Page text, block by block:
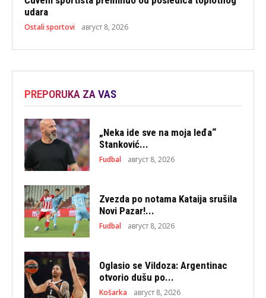
udara
Ostali sportovi август 8, 2026
PREPORUKA ZA VAS
„Neka ide sve na moja leđa“
Stanković...
Fudbal август 8, 2026
Zvezda po notama Kataija srušila
Novi Pazar!...
Fudbal август 8, 2026
Oglasio se Vildoza: Argentinac
otvorio dušu po...
Košarka август 8, 2026